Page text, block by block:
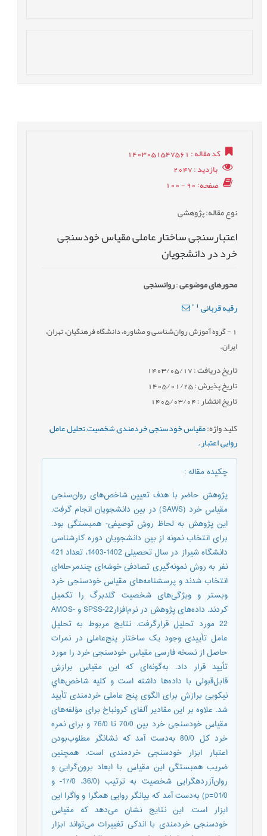
کد مقاله: 1403051547561
بازدید: 2047
صفحه: 90 - 100
نوع مقاله: پژوهشی
اعتبارسنجی ساختار عاملی مقیاس خودسنجی
خرد در دانشجویان
محورهای موضوعی:روانسنجی
رقیه قربانی *
- گروه آموزش روان‌شناسی و مشاوره، دانشگاه فرهنگیان، تهران،
ایران.
تاریخ دریافت : 1403/05/17
تاریخ پذیرش : 1405/01/25
تاریخ انتشار : 1405/03/04
کلید واژه:مقیاس خودسنجی خردمندی,شخصیت,تحلیل عامل,
روایی,اعتبار.,
چکیده مقاله:
پژوهش حاضر با هدف تعیین شاخص‌‌های روان‌‌سنجی
مقیاس خرد (SAWS)‌‌ در بین دانشجویان انجام گرفت.
این پژوهش به لحاظ روش توصیفی-‌‌ همبستگی بود.
برای انتخاب نمونه از بین دانشجویان دوره کارشناسی
دانشگاه شیراز در سال تحصیلی 1402-1403، تعداد 421
نفر به روش نمونه‌‌گیری تصادفی خوشه‌‌ای چندمرحله‌‌ای
انتخاب شدند و پرسشنامه‌‌های مقیاس خودسنجی خرد
وبستر و ویژگی‌های شخصیت گلدبرگ‌‌ را تکمیل
کردند. داده‌‌های پژوهش در نرم‌افزارSPSS-22 و AMOS-
22 مورد تحلیل قرارگرفت. نتایج مربوط به تحلیل
عامل تأییدی وجود یک ساختار پنج‌‌عاملی در نمرات
حاصل از نسخه فارسی مقیاس خودسنجی خرد را مورد
تأیید قرار داد. به‌گونه‌‌ای که این مقیاس ﺑﺮازش
ﻗﺎﺑﻞﻗﺒﻮلی ﺑﺎ دادهﻫﺎ داﺷﺘﻪ است و کلیه ﺷﺎﺧﺺﻫﺎي
نیکویی ﺑﺮازش برای الگوی پنج عاملی خردمندی تأیید
شد. علاوه ‌بر این مقادیر آلفای کرونباخ برای مؤلفه‌‌های
مقیاس خودسنجی خرد بین 70/0 تا 76/0 و برای نمره
خرد کل 80/0 به‌دست آمد که نشانگر مطلوب‌بودن
اعتبار ابزار خودسنجی خردمندی است. همچنین
ضریب همبستگی این مقیاس با ابعاد برون‌‌گرایی و
روان‌‌آزرده‏گرایی شخصیت به ترتیب‌‌ (36/0، 17/0- و
01/0=p) به‌دست آمد که بیانگر روایی همگرا و واگرا این
ابزار است. این نتایج نشان می‌‌دهد که مقیاس
خودسنجی خردمندی با اندکی تغییرات می‌‌تواند ابزار